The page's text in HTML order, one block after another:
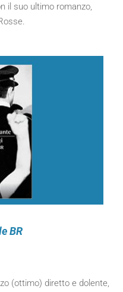
il suo ultimo romanzo,
BR
(ottimo) diretto e dolente,